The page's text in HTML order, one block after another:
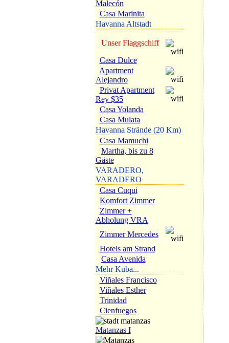
Malecón
Casa Marinita
Havanna Altstadt
Unser Flaggschiff
Casa Dulce
Apartment
Alejandro
Privat Apartment
Rey $35
Casa Yolanda
Casa Mulata
Havanna Strände (20 Km)
Casa Mamuchi
Martha, bis zu 8
Gäste
VARADERO,
VARADERO
Casa Cuqui
Komfort Zimmer
Zimmer +
Abholung VRA
Zimmer Mercedes
Hotels am Strand
Casa Avenida
Mehr Kuba...
Viñales Francisco
Viñales Esther
Trinidad
Cienfuegos
Matanzas I